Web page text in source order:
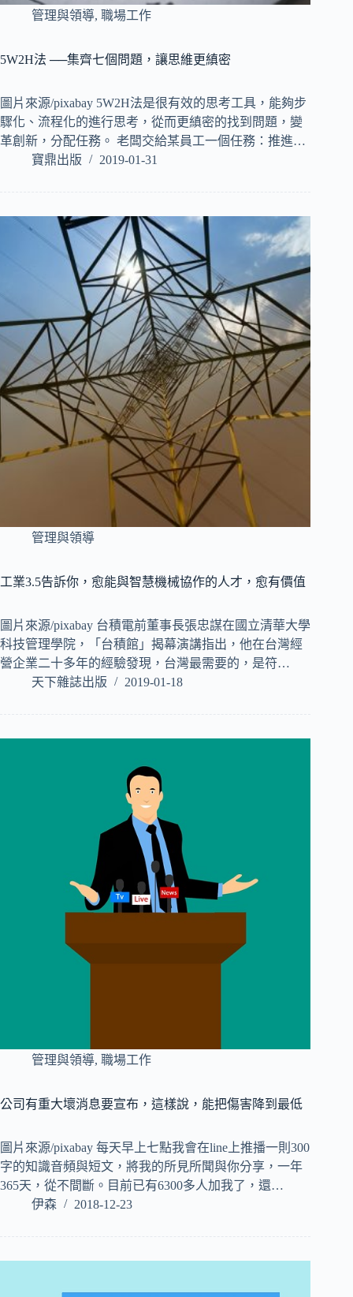
管理與領導, 職場工作
5W2H法 ──集齊七個問題，讓思維更縝密
圖片來源/pixabay 5W2H法是很有效的思考工具，能夠步
驟化、流程化的進行思考，從而更縝密的找到問題，變
革創新，分配任務。 老闆交給某員工一個任務：推進…
寶鼎出版
2019-01-31
管理與領導
工業3.5告訴你，愈能與智慧機械協作的人才，愈有價值
圖片來源/pixabay 台積電前董事長張忠謀在國立清華大學
科技管理學院，「台積館」揭幕演講指出，他在台灣經
營企業二十多年的經驗發現，台灣最需要的，是符…
天下雜誌出版
2019-01-18
管理與領導, 職場工作
公司有重大壞消息要宣布，這樣說，能把傷害降到最低
圖片來源/pixabay 每天早上七點我會在line上推播一則300
字的知識音頻與短文，將我的所見所聞與你分享，一年
365天，從不間斷。目前已有6300多人加我了，還…
伊森
2018-12-23